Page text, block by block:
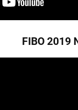
FIBO 2019